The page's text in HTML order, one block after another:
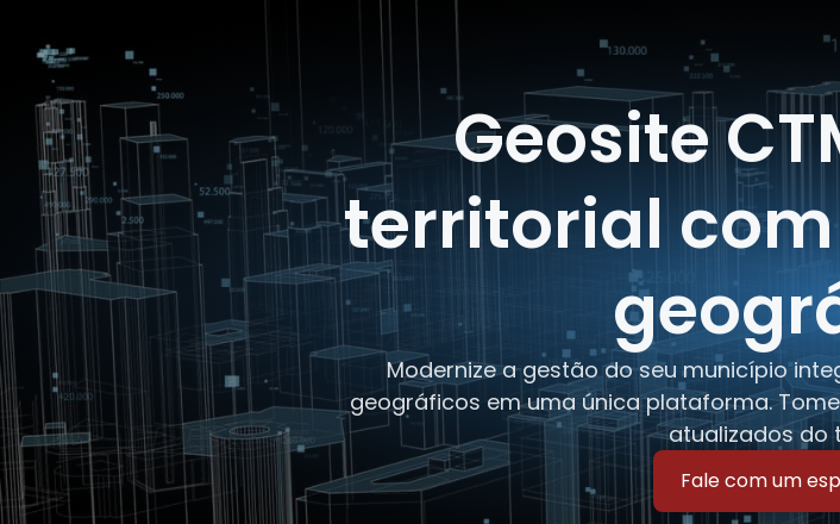
Geosite
territorial
Modernize a gestão do seu município
geográficos em uma única plataforma.
atualizados do
Fale com um